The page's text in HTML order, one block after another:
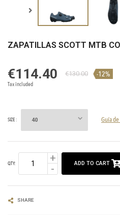
ZAPATILLAS SCOTT MTB
€114.40 €130.00 -12%
Tax included
SIZE : Guía
QTY: ADD TO CART
SHARE